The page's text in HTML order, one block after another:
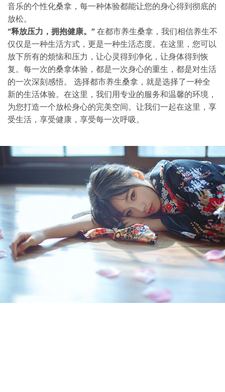
音乐的个性化桑拿，每一种体验都能让您的身心得到彻底的
放松。
“释放压力，拥抱健康。”在都市养生桑拿，我们相信养生不
仅仅是一种生活方式，更是一种生活态度。在这里，您可以
放下所有的烦恼和压力，让心灵得到净化，让身体得到恢
复。每一次的桑拿体验，都是一次身心的重生，都是对生活
的一次深刻感悟。 选择都市养生桑拿，就是选择了一种全
新的生活体验。在这里，我们用专业的服务和温馨的环境，
为您打造一个放松身心的完美空间。让我们一起在这里，享
受生活，享受健康，享受每一次呼吸。